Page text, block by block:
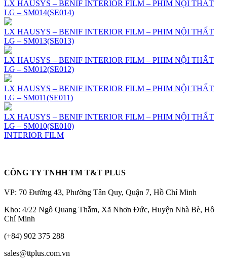
LX HAUSYS – BENIF INTERIOR FILM – PHIM NỘI THẤT
LG – SM014(SE014)
LX HAUSYS – BENIF INTERIOR FILM – PHIM NỘI THẤT
LG – SM013(SE013)
LX HAUSYS – BENIF INTERIOR FILM – PHIM NỘI THẤT
LG – SM012(SE012)
LX HAUSYS – BENIF INTERIOR FILM – PHIM NỘI THẤT
LG – SM011(SE011)
LX HAUSYS – BENIF INTERIOR FILM – PHIM NỘI THẤT
LG – SM010(SE010)
INTERIOR FILM
CÔNG TY TNHH TM T&T PLUS
VP: 70 Đường 43, Phường Tân Quy, Quận 7, Hồ Chí Minh
Kho: 4/22 Ngô Quang Thắm, Xã Nhơn Đức, Huyện Nhà Bè, Hồ
Chí Minh
(+84) 902 375 288
sales@ttplus.com.vn